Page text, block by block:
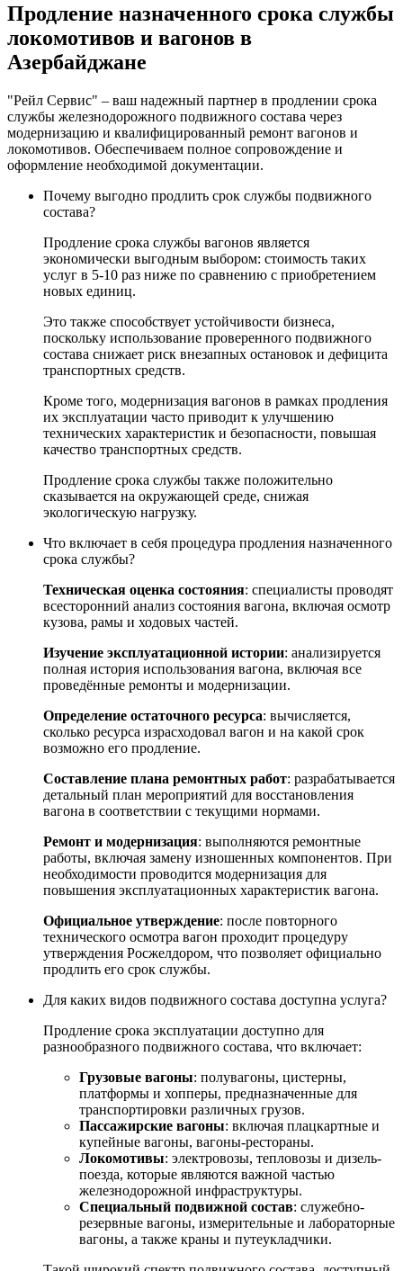
Продление назначенного срока службы
локомотивов и вагонов в
Азербайджане
"Рейл Сервис" – ваш надежный партнер в продлении срока
службы железнодорожного подвижного состава через
модернизацию и квалифицированный ремонт вагонов и
локомотивов. Обеспечиваем полное сопровождение и
оформление необходимой документации.
Почему выгодно продлить срок службы подвижного
состава?
Продление срока службы вагонов является
экономически выгодным выбором: стоимость таких
услуг в 5-10 раз ниже по сравнению с приобретением
новых единиц.
Это также способствует устойчивости бизнеса,
поскольку использование проверенного подвижного
состава снижает риск внезапных остановок и дефицита
транспортных средств.
Кроме того, модернизация вагонов в рамках продления
их эксплуатации часто приводит к улучшению
технических характеристик и безопасности, повышая
качество транспортных средств.
Продление срока службы также положительно
сказывается на окружающей среде, снижая
экологическую нагрузку.
Что включает в себя процедура продления назначенного
срока службы?
Техническая оценка состояния: специалисты проводят
всесторонний анализ состояния вагона, включая осмотр
кузова, рамы и ходовых частей.
Изучение эксплуатационной истории: анализируется
полная история использования вагона, включая все
проведённые ремонты и модернизации.
Определение остаточного ресурса: вычисляется,
сколько ресурса израсходовал вагон и на какой срок
возможно его продление.
Составление плана ремонтных работ: разрабатывается
детальный план мероприятий для восстановления
вагона в соответствии с текущими нормами.
Ремонт и модернизация: выполняются ремонтные
работы, включая замену изношенных компонентов. При
необходимости проводится модернизация для
повышения эксплуатационных характеристик вагона.
Официальное утверждение: после повторного
технического осмотра вагон проходит процедуру
утверждения Росжелдором, что позволяет официально
продлить его срок службы.
Для каких видов подвижного состава доступна услуга?
Продление срока эксплуатации доступно для
разнообразного подвижного состава, что включает:
Грузовые вагоны: полувагоны, цистерны,
платформы и хопперы, предназначенные для
транспортировки различных грузов.
Пассажирские вагоны: включая плацкартные и
купейные вагоны, вагоны-рестораны.
Локомотивы: электровозы, тепловозы и дизель-
поезда, которые являются важной частью
железнодорожной инфраструктуры.
Специальный подвижной состав: служебно-
резервные вагоны, измерительные и лабораторные
вагоны, а также краны и путеукладчики.